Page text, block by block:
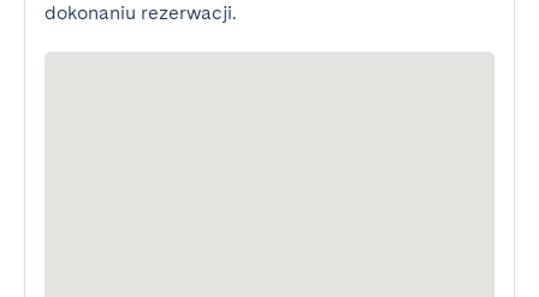
dokonaniu rezerwacji.